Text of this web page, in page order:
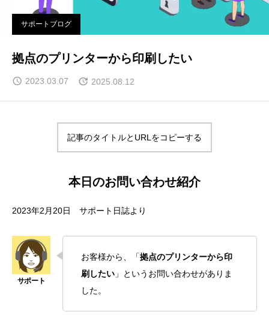
サポートブログ
拠点のプリンターから印刷したい
2023.03.07 2025.08.12
記事のタイトルとURLをコピーする
本日のお問い合わせ紹介
2023年2月20日 サポート日誌より
お客様から、「拠点のプリンターから印
刷したい 」というお問い合わせがありま
した。